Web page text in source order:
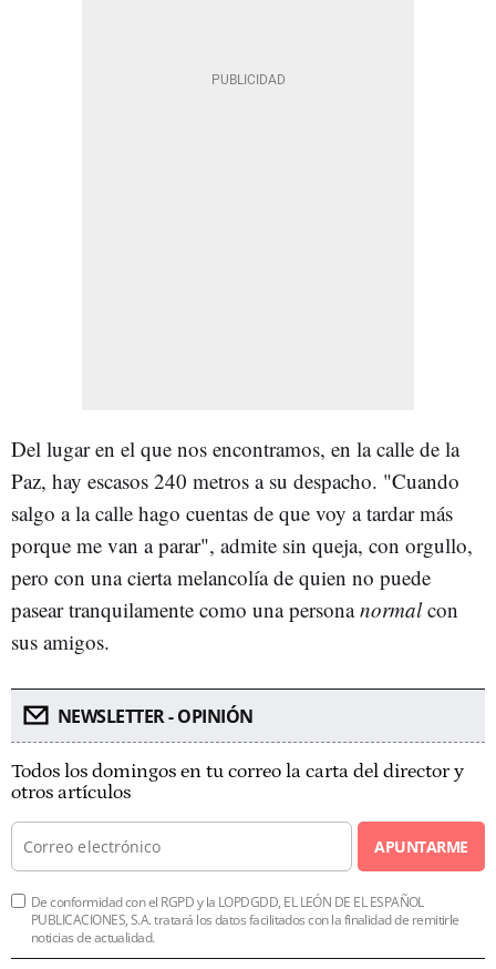
Del lugar en el que nos encontramos, en la calle de la
Paz, hay escasos 240 metros a su despacho. "Cuando
salgo a la calle hago cuentas de que voy a tardar más
porque me van a parar", admite sin queja, con orgullo,
pero con una cierta melancolía de quien no puede
pasear tranquilamente como una personanormalcon
sus amigos.
NEWSLETTER - OPINIÓN
Todos los domingos en tu correo la carta del director y
otros artículos
APUNTARME
De conformidad con el RGPD y la LOPDGDD, EL LEÓN DE EL ESPAÑOL
PUBLICACIONES, S.A. tratará los datos facilitados con la finalidad de remitirle
noticias de actualidad.